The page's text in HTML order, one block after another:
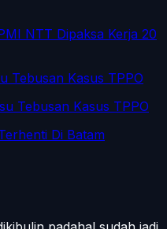
NTT Dipaksa Kerja 20
Tebusan Kasus TPPO
Tebusan Kasus TPPO
Di Batam